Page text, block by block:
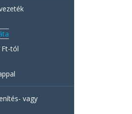
Ft-tól
vagy